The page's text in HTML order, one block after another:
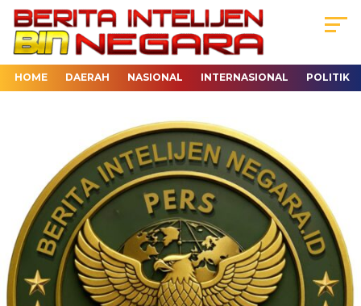
HOME DAERAH NASIONAL INTERNASIONAL POLITIK